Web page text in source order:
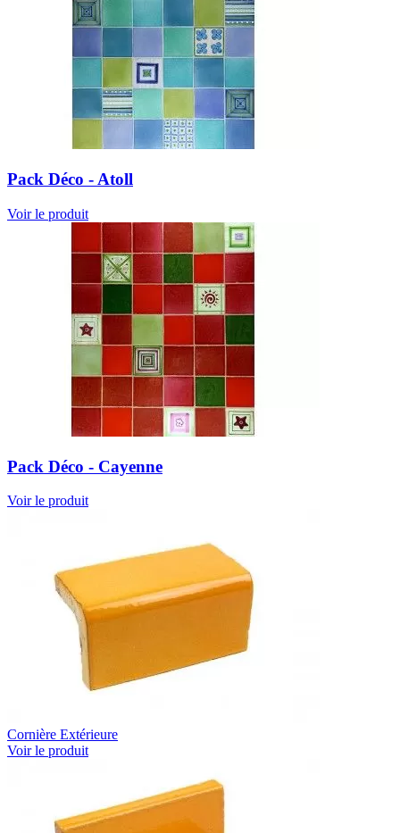
Pack Déco - Atoll
Voir le produit
Pack Déco - Cayenne
Voir le produit
Cornière Extérieure
Voir le produit